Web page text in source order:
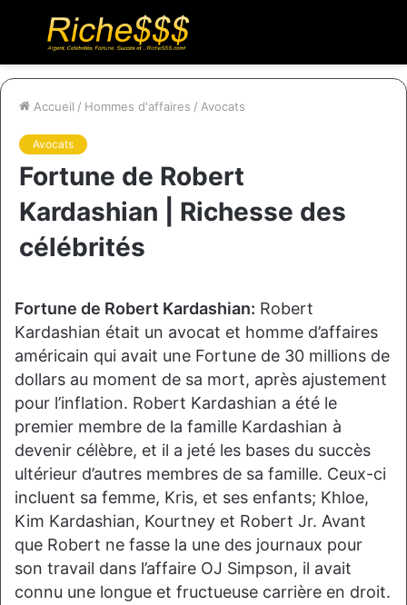
Menu
Accueil / Hommes d'affaires / Avocats
Avocats
Fortune de Robert
Kardashian | Richesse des
célébrités
Fortune de Robert Kardashian: Robert
Kardashian était un avocat et homme d’affaires
américain qui avait une Fortune de 30 millions de
dollars au moment de sa mort, après ajustement
pour l’inflation. Robert Kardashian a été le
premier membre de la famille Kardashian à
devenir célèbre, et il a jeté les bases du succès
ultérieur d’autres membres de sa famille. Ceux-ci
incluent sa femme, Kris, et ses enfants; Khloe,
Kim Kardashian, Kourtney et Robert Jr. Avant
que Robert ne fasse la une des journaux pour
son travail dans l’affaire OJ Simpson, il avait
connu une longue et fructueuse carrière en droit.